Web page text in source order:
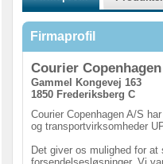
Firmaprofil
Courier
Gammel Kongevej 163
1850 Frederiksberg C
Courier Copenhagen A/S
og transportvirksomheder
Det giver os mulighed for